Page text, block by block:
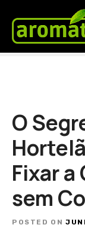
O
Fixar a
sem
POSTED ON